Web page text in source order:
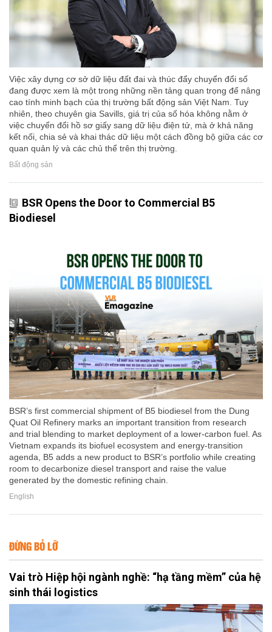
Việc xây dựng cơ sở dữ liệu đất đai và thúc đẩy chuyển đổi số
đang được xem là một trong những nền tảng quan trọng để nâng
cao tính minh bạch của thị trường bất động sản Việt Nam. Tuy
nhiên, theo chuyên gia Savills, giá trị của số hóa không nằm ở
việc chuyển đổi hồ sơ giấy sang dữ liệu điện tử, mà ở khả năng
kết nối, chia sẻ và khai thác dữ liệu một cách đồng bộ giữa các cơ
quan quản lý và các chủ thể trên thị trường.
Bất động sản
BSR Opens the Door to Commercial B5
Biodiesel
BSR’s first commercial shipment of B5 biodiesel from the Dung
Quat Oil Refinery marks an important transition from research
and trial blending to market deployment of a lower-carbon fuel. As
Vietnam expands its biofuel ecosystem and energy-transition
agenda, B5 adds a new product to BSR’s portfolio while creating
room to decarbonize diesel transport and raise the value
generated by the domestic refining chain.
English
ĐỪNG BỎ LỠ
Vai trò Hiệp hội ngành nghề: “hạ tầng mềm” của hệ
sinh thái logistics